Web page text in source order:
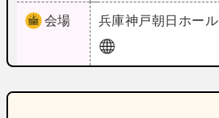
会場 兵庫神戸朝日ホール